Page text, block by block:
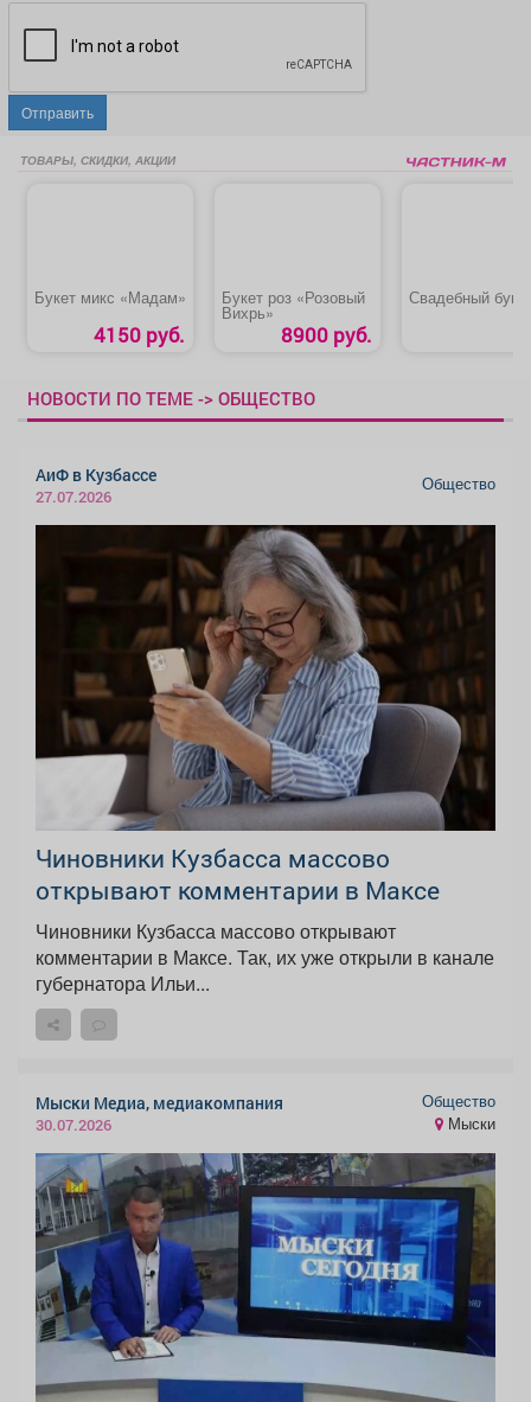
Отправить
ТОВАРЫ, СКИДКИ, АКЦИИ
Букет микс «Мадам»
4150 руб.
Букет роз «Розовый
Вихрь»
8900 руб.
Свадебный
НОВОСТИ ПО ТЕМЕ -> ОБЩЕСТВО
АиФ в Кузбассе
27.07.2026
Общество
Чиновники Кузбасса массово
открывают комментарии в Максе
Чиновники Кузбасса массово открывают
комментарии в Максе. Так, их уже открыли в канале
губернатора Ильи...
Мыски Медиа, медиакомпания
30.07.2026
Общество
Мыски